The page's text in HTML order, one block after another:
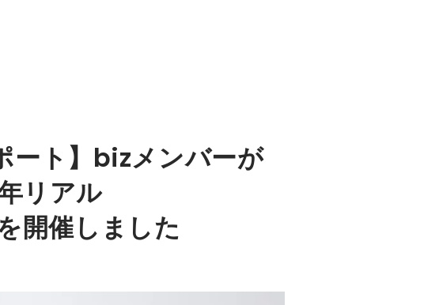
ート】bizメンバーが
リアル
開催しました